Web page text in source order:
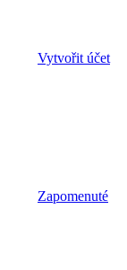
Vytvořit účet
Zapomenuté